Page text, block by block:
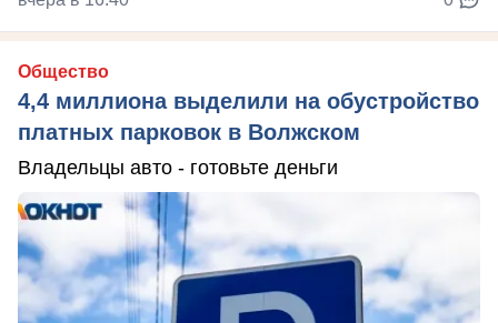
Общество
4,4 миллиона выделили на обустройство
платных парковок в Волжском
Владельцы авто - готовьте деньги